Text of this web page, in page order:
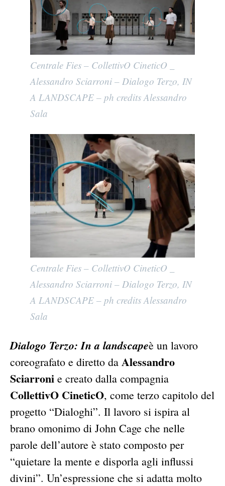
Centrale Fies – CollettivO CineticO _
Alessandro Sciarroni – Dialogo Terzo, IN
A LANDSCAPE – ph credits Alessandro
Sala
Centrale Fies – CollettivO CineticO _
Alessandro Sciarroni – Dialogo Terzo, IN
A LANDSCAPE – ph credits Alessandro
Sala
Dialogo Terzo: In a landscapeè un lavoro
coreografato e diretto da Alessandro
Sciarroni e creato dalla compagnia
CollettivO CineticO, come terzo capitolo del
progetto “Dialoghi”. Il lavoro si ispira al
brano omonimo di John Cage che nelle
parole dell’autore è stato composto per
“quietare la mente e disporla agli influssi
divini”. Un’espressione che si adatta molto